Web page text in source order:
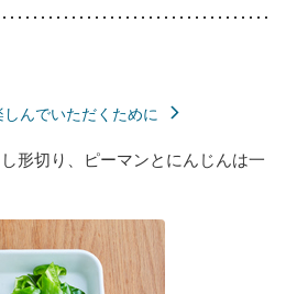
んでいただくために
形切り、ピーマンとにんじんは一